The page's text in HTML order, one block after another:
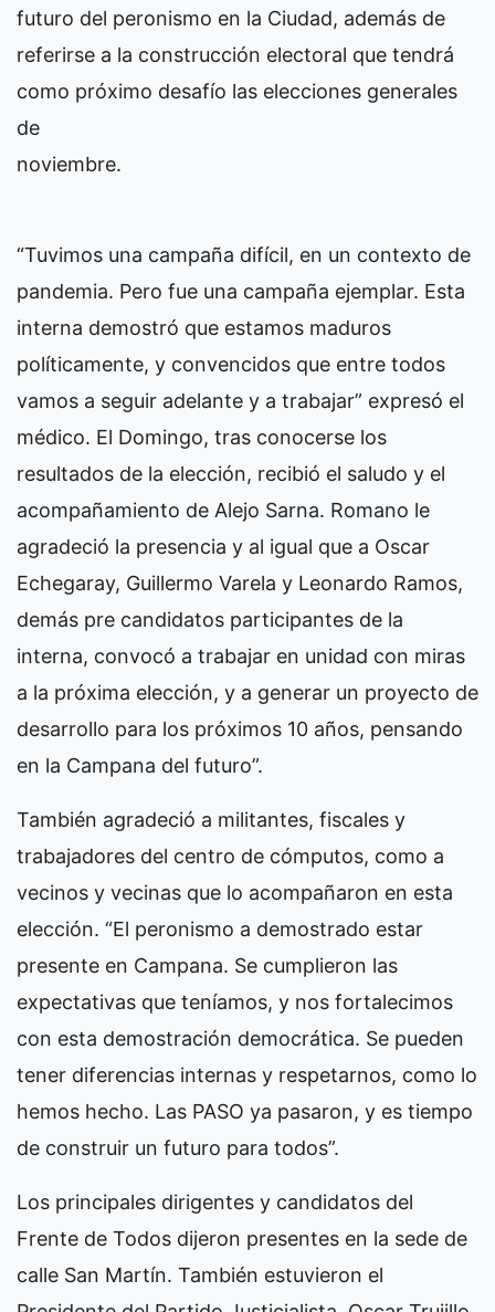
futuro del peronismo en la Ciudad, además de
referirse a la construcción electoral que tendrá
como próximo desafío las elecciones generales
de
noviembre.
“Tuvimos una campaña difícil, en un contexto de
pandemia. Pero fue una campaña ejemplar. Esta
interna demostró que estamos maduros
políticamente, y convencidos que entre todos
vamos a seguir adelante y a trabajar” expresó el
médico. El Domingo, tras conocerse los
resultados de la elección, recibió el saludo y el
acompañamiento de Alejo Sarna. Romano le
agradeció la presencia y al igual que a Oscar
Echegaray, Guillermo Varela y Leonardo Ramos,
demás pre candidatos participantes de la
interna, convocó a trabajar en unidad con miras
a la próxima elección, y a generar un proyecto de
desarrollo para los próximos 10 años, pensando
en la Campana del futuro”.
También agradeció a militantes, fiscales y
trabajadores del centro de cómputos, como a
vecinos y vecinas que lo acompañaron en esta
elección. “El peronismo a demostrado estar
presente en Campana. Se cumplieron las
expectativas que teníamos, y nos fortalecimos
con esta demostración democrática. Se pueden
tener diferencias internas y respetarnos, como lo
hemos hecho. Las PASO ya pasaron, y es tiempo
de construir un futuro para todos”.
Los principales dirigentes y candidatos del
Frente de Todos dijeron presentes en la sede de
calle San Martín. También estuvieron el